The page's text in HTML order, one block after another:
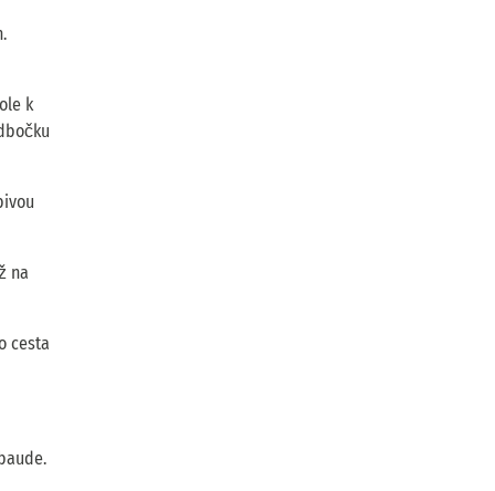
k
na
cesta